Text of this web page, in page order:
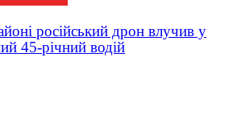
російський дрон влучив у
45-річний водій